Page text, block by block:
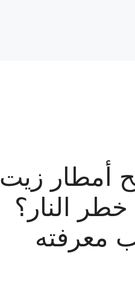
أمطار زيت
النار؟
معرفته